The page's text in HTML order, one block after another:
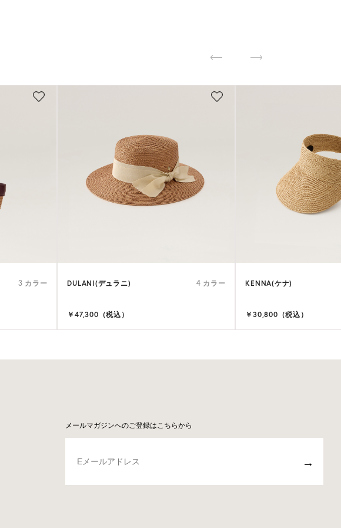
3 カラー DULANI(デュラニ) 4 カラー
￥47,300（税込）
KENNA(ケナ)
￥30,800（税込）
メールマガジンへのご登録はこちらから
→